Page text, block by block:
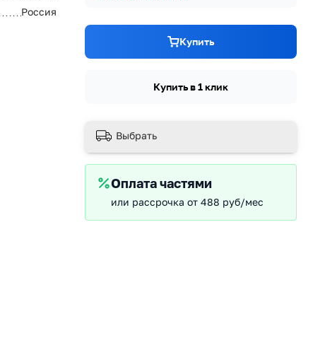
Россия
Купить
Купить в 1 клик
Выбрать
Оплата частями
или рассрочка от 488 руб/мес